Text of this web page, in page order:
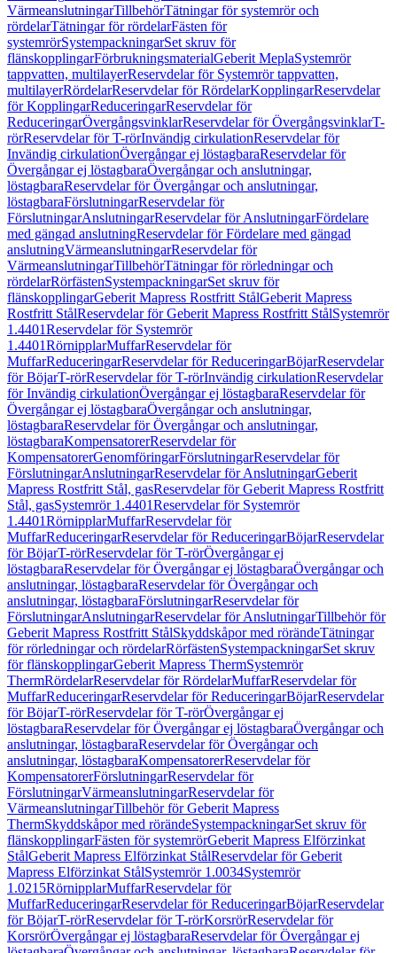
VärmeanslutningarTillbehörTätningar för systemrör och
rördelarTätningar för rördelarFästen för
systemrörSystempackningarSet skruv för
flänskopplingarFörbrukningsmaterialGeberit MeplaSystemrör
tappvatten, multilayerReservdelar för Systemrör tappvatten,
multilayerRördelarReservdelar för RördelarKopplingarReservdelar
för KopplingarReduceringarReservdelar för
ReduceringarÖvergångsvinklarReservdelar för ÖvergångsvinklarT-
rörReservdelar för T-rörInvändig cirkulationReservdelar för
Invändig cirkulationÖvergångar ej löstagbaraReservdelar för
Övergångar ej löstagbaraÖvergångar och anslutningar,
löstagbaraReservdelar för Övergångar och anslutningar,
löstagbaraFörslutningarReservdelar för
FörslutningarAnslutningarReservdelar för AnslutningarFördelare
med gängad anslutningReservdelar för Fördelare med gängad
anslutningVärmeanslutningarReservdelar för
VärmeanslutningarTillbehörTätningar för rörledningar och
rördelarRörfästenSystempackningarSet skruv för
flänskopplingarGeberit Mapress Rostfritt StålGeberit Mapress
Rostfritt StålReservdelar för Geberit Mapress Rostfritt StålSystemrör
1.4401Reservdelar för Systemrör
1.4401RörnipplarMuffarReservdelar för
MuffarReduceringarReservdelar för ReduceringarBöjarReservdelar
för BöjarT-rörReservdelar för T-rörInvändig cirkulationReservdelar
för Invändig cirkulationÖvergångar ej löstagbaraReservdelar för
Övergångar ej löstagbaraÖvergångar och anslutningar,
löstagbaraReservdelar för Övergångar och anslutningar,
löstagbaraKompensatorerReservdelar för
KompensatorerGenomföringarFörslutningarReservdelar för
FörslutningarAnslutningarReservdelar för AnslutningarGeberit
Mapress Rostfritt Stål, gasReservdelar för Geberit Mapress Rostfritt
Stål, gasSystemrör 1.4401Reservdelar för Systemrör
1.4401RörnipplarMuffarReservdelar för
MuffarReduceringarReservdelar för ReduceringarBöjarReservdelar
för BöjarT-rörReservdelar för T-rörÖvergångar ej
löstagbaraReservdelar för Övergångar ej löstagbaraÖvergångar och
anslutningar, löstagbaraReservdelar för Övergångar och
anslutningar, löstagbaraFörslutningarReservdelar för
FörslutningarAnslutningarReservdelar för AnslutningarTillbehör för
Geberit Mapress Rostfritt StålSkyddskåpor med rörändeTätningar
för rörledningar och rördelarRörfästenSystempackningarSet skruv
för flänskopplingarGeberit Mapress ThermSystemrör
ThermRördelarReservdelar för RördelarMuffarReservdelar för
MuffarReduceringarReservdelar för ReduceringarBöjarReservdelar
för BöjarT-rörReservdelar för T-rörÖvergångar ej
löstagbaraReservdelar för Övergångar ej löstagbaraÖvergångar och
anslutningar, löstagbaraReservdelar för Övergångar och
anslutningar, löstagbaraKompensatorerReservdelar för
KompensatorerFörslutningarReservdelar för
FörslutningarVärmeanslutningarReservdelar för
VärmeanslutningarTillbehör för Geberit Mapress
ThermSkyddskåpor med rörändeSystempackningarSet skruv för
flänskopplingarFästen för systemrörGeberit Mapress Elförzinkat
StålGeberit Mapress Elförzinkat StålReservdelar för Geberit
Mapress Elförzinkat StålSystemrör 1.0034Systemrör
1.0215RörnipplarMuffarReservdelar för
MuffarReduceringarReservdelar för ReduceringarBöjarReservdelar
för BöjarT-rörReservdelar för T-rörKorsrörReservdelar för
KorsrörÖvergångar ej löstagbaraReservdelar för Övergångar ej